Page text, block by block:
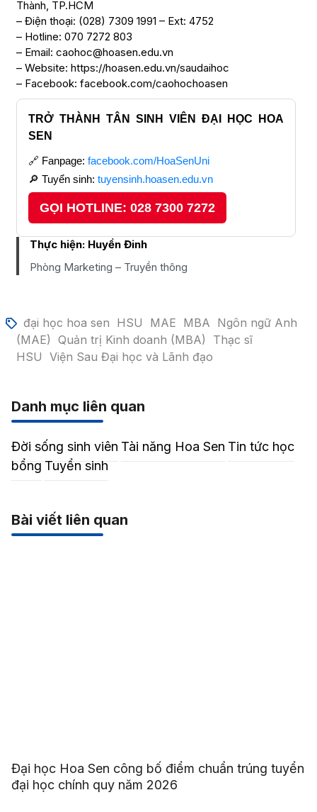
Thành, TP.HCM
– Điện thoại: (028) 7309 1991 – Ext: 4752
– Hotline: 070 7272 803
– Email: caohoc@hoasen.edu.vn
– Website: https://hoasen.edu.vn/saudaihoc
– Facebook: facebook.com/caohochoasen
TRỞ THÀNH TÂN SINH VIÊN ĐẠI HỌC HOA
SEN
Fanpage:facebook.com/HoaSenUni
Tuyển sinh:tuyensinh.hoasen.edu.vn
GỌI HOTLINE: 028 7300 7272
Thực hiện: Huyền Đinh
Phòng Marketing – Truyền thông
đại học hoa sen HSU MAE MBA Ngôn ngữ Anh
(MAE) Quản trị Kinh doanh (MBA)
Thạc sĩ
HSU Viện Sau Đại học và Lãnh đạo
Danh mục liên quan
Đời sống sinh viên Tài năng Hoa Sen Tin tức học
bổngTuyển sinh
Bài viết liên quan
Đại học Hoa Sen công bố điểm chuẩn trúng tuyển
đại học chính quy năm 2026